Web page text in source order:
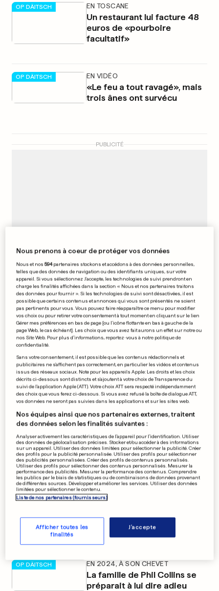
OP DÄITSCH EN TOSCANE
Un restaurant lui facture 48
euros de «pourboire
facultatif»
OP DÄITSCH EN VIDÉO
«Le feu a tout ravagé», mais
trois ânes ont survécu
PUBLICITÉ
OP DÄITSCH
MAJORQUE
Des poissons mordent encore
des baigneurs jusqu'au sang
OP DÄITSCH HOMICIDE EN ALLEMAGNE
Arrêté à Nature One, un
suspect placé en détention
provisoire
OP DÄITSCH BAIGNADE INTERDITE
Cette algue toxique risque
de gâcher les vacances en
Italie
OP DÄITSCH UN PRÉSIDENT CONTROVERSÉ
Infantino voit son règne
vaciller
OP DÄITSCH EN 2024, À SON CHEVET
La famille de Phil Collins se
préparait à lui dire adieu
Nous prenons à coeur de protéger vos données
Nous et nos594partenaires stockons et accédons à des données personnelles,
telles que des données de navigation ou des identifiants uniques, sur votre
appareil. Si vous sélectionnez J'accepte, les technologies de suivi prendront en
charge les finalités affichées dans la section « Nous et nos partenaires traitons
des données pour fournir ». Si les technologies de suivi sont désactivées, il est
possible que certains contenus et annonces qui vous sont présentés ne soient
pas pertinents pour vous. Vous pouvez faire réapparaître ce menu pour modifier
vos choix ou pour retirer votre consentement à tout moment en cliquant sur le lien
Gérer mes préférences en bas de page [ou l'icône flottante en bas à gauche de la
page Web, le cas échéant]. Les choix que vous avez fait aurons un effet sur notre ou
nos Site Web. Pour plus d’informations, reportez-vous à notre politique de
confidentialité.
Sans votre consentement, il est possible que les contenus rédactionnels et
publicitaires ne s'affichent pas correctement, en particulier les vidéos et contenus
issus des réseaux sociaux. Note pour les appareils Apple: Les droits et les choix
décrits ci-dessous sont distincts et s'ajoutent à votre choix de Transparence du
suivi de l'application Apple (ATT). Votre choix ATT sera respecté indépendamment
des choix que vous ferez ci-dessous. Si vous avez refusé la boîte de dialogue ATT,
vos données ne seront pas suivies dans les applications et sur les sites web.
Nos équipes ainsi que nos partenaires externes, traitent
des données selon les finalités suivantes :
Analyser activement les caractéristiques de l’appareil pour l’identification. Utiliser
des données de géolocalisation précises. Stocker et/ou accéder à des informations
sur un appareil. Utiliser des données limitées pour sélectionner la publicité. Créer
des profils pour la publicité personnalisée. Utiliser des profils pour sélectionner
des publicités personnalisées. Créer des profils de contenus personnalisés.
Utiliser des profils pour sélectionner des contenus personnalisés. Mesurer la
performance des publicités. Mesurer la performance des contenus. Comprendre
les publics par le biais de statistiques ou de combinaisons de données provenant
de différentes sources. Développer et améliorer les services. Utiliser des données
limitées pour sélectionner le contenu.
Liste de nos partenaires (fournisseurs)
Afficher toutes les
finalités
J'accepte